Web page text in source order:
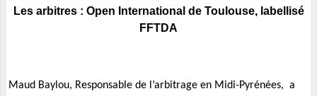
Les arbitres : Open International de Toulouse, labellisé
FFTDA
Maud Baylou, Responsable de l’arbitrage en Midi-Pyrénées, a